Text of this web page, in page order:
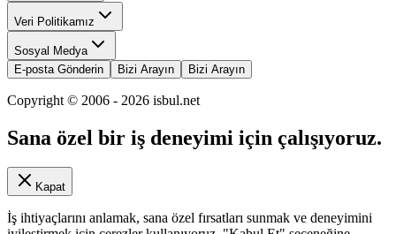
Veri Politikamız
Sosyal Medya
E-posta Gönderin
Bizi Arayın Bizi Arayın
Copyright © 2006 - 2026 isbul.net
Sana özel bir iş deneyimi için çalışıyoruz.
Kapat
İş ihtiyaçlarını anlamak, sana özel fırsatları sunmak ve deneyimini